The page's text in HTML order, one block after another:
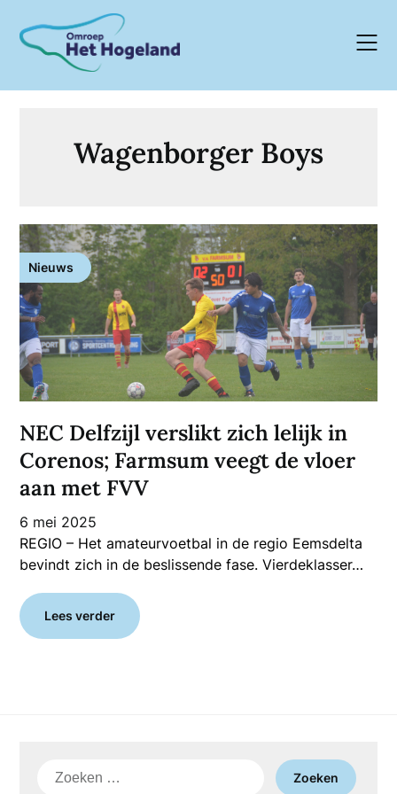
content
Wagenborger Boys
Nieuws
NEC Delfzijl verslikt zich lelijk in
Corenos; Farmsum veegt de vloer
aan met FVV
6 mei 2025
REGIO – Het amateurvoetbal in de regio Eemsdelta
bevindt zich in de beslissende fase. Vierdeklasser…
Lees verder
Zoeken